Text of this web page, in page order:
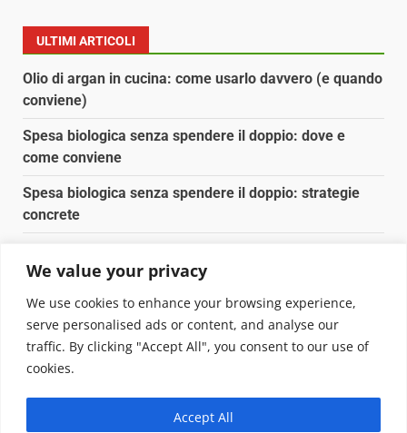
We value your privacy
We use cookies to enhance your browsing experience,
serve personalised ads or content, and analyse our
traffic. By clicking "Accept All", you consent to our use of
cookies.
Accept All
ULTIMI ARTICOLI
Olio di argan in cucina: come usarlo davvero (e quando
conviene)
Spesa biologica senza spendere il doppio: dove e
come conviene
Spesa biologica senza spendere il doppio: strategie
concrete
Pulizia naturale della casa: 3 ingredienti che
sostituiscono 10 prodotti chimici
Copyright © 2025 Biopianeta.it proprietà di Jws Media
Questo blog non è una testata giornalistica, in quanto
viene aggiornato senza alcuna periodicità. Non può